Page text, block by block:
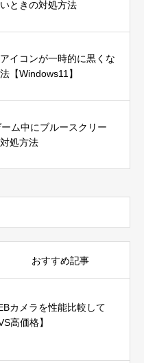
ときの対処方法
イコンが一時的に黒くな
【Windows11】
ム中にブルースクリー
処方法
おすすめ記事
カメラを性能比較して
高価格】